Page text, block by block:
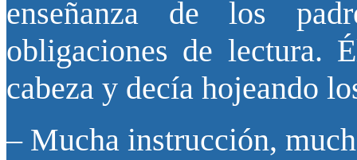
enseñanza de los
obligaciones de lectura.
cabeza y decía hojeando
– Mucha instrucción,